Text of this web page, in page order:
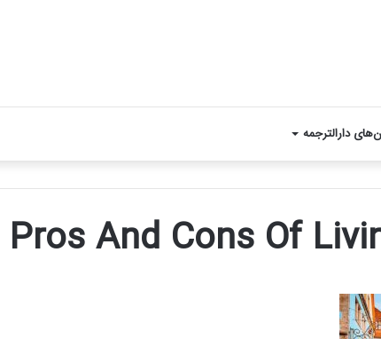
دارالترجمه
Pros And Cons Of